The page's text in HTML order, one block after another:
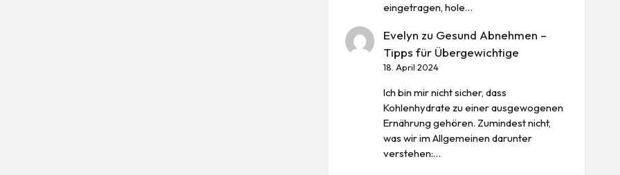
eingetragen, hole…
Evelyn zu Gesund Abnehmen –
Tipps für Übergewichtige
18. April 2024
Ich bin mir nicht sicher, dass
Kohlenhydrate zu einer ausgewogenen
Ernährung gehören. Zumindest nicht,
was wir im Allgemeinen darunter
verstehen:…